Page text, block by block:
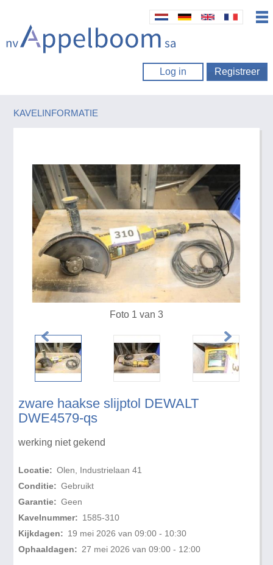
Log in Registreer
KAVELINFORMATIE
zware haakse slijptol DEWALT
DWE4579-qs
werking niet gekend
Locatie: Olen, Industrielaan 41
Conditie: Gebruikt
Garantie: Geen
Kavelnummer: 1585-310
Kijkdagen: 19 mei 2026 van 09:00 - 10:30
Ophaaldagen: 27 mei 2026 van 09:00 - 12:00
Foto 1 van 3